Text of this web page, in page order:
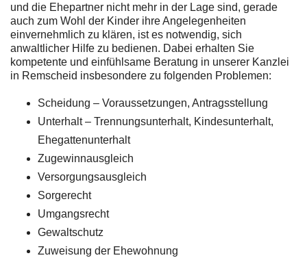
und die Ehepartner nicht mehr in der Lage sind, gerade
auch zum Wohl der Kinder ihre Angelegenheiten
einvernehmlich zu klären, ist es notwendig, sich
anwaltlicher Hilfe zu bedienen. Dabei erhalten Sie
kompetente und einfühlsame Beratung in unserer Kanzlei
in Remscheid insbesondere zu folgenden Problemen:
Scheidung – Voraussetzungen, Antragsstellung
Unterhalt – Trennungsunterhalt, Kindesunterhalt,
Ehegattenunterhalt
Zugewinnausgleich
Versorgungsausgleich
Sorgerecht
Umgangsrecht
Gewaltschutz
Zuweisung der Ehewohnung